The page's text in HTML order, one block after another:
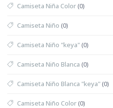
Camiseta Niña Color(0)
Camiseta Niño (0)
Camiseta Niño "keya"(0)
Camiseta Niño Blanca (0)
Camiseta Niño Blanca "keya"(0)
Camiseta Niño Color(0)